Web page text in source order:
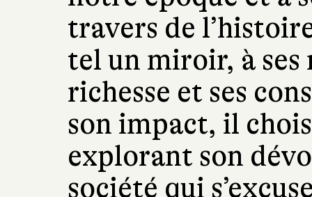
travers de
tel un miroir, à
richesse et ses
son impact, il
explorant son
société qui